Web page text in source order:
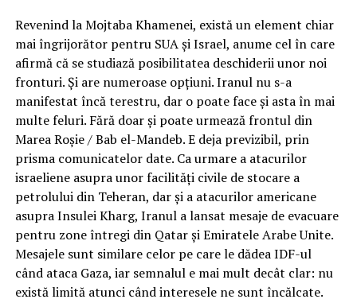
Revenind la Mojtaba Khamenei, există un element chiar
mai îngrijorător pentru SUA și Israel, anume cel în care
afirmă că se studiază posibilitatea deschiderii unor noi
fronturi. Și are numeroase opțiuni. Iranul nu s-a
manifestat încă terestru, dar o poate face și asta în mai
multe feluri. Fără doar și poate urmează frontul din
Marea Roșie / Bab el-Mandeb. E deja previzibil, prin
prisma comunicatelor date. Ca urmare a atacurilor
israeliene asupra unor facilități civile de stocare a
petrolului din Teheran, dar și a atacurilor americane
asupra Insulei Kharg, Iranul a lansat mesaje de evacuare
pentru zone întregi din Qatar și Emiratele Arabe Unite.
Mesajele sunt similare celor pe care le dădea IDF-ul
când ataca Gaza, iar semnalul e mai mult decât clar: nu
există limită atunci când interesele ne sunt încălcate.